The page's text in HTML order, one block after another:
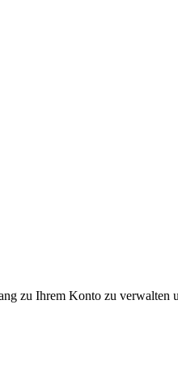
zu Ihrem Konto zu verwalten